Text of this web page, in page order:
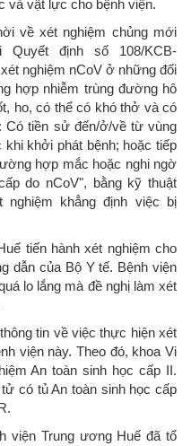
và vật lực cho bệnh viện.
về xét nghiệm chủng mới
Quyết định số 108/KCB-
nghiệm nCoV ở những đối
hợp nhiễm trùng đường hô
ho, có thể có khó thở và có
Có tiền sử đến/ở/về từ vùng
khởi phát bệnh; hoặc tiếp
hợp mắc hoặc nghi ngờ
do nCoV", bằng kỹ thuật
nghiệm khẳng định việc bị
tiến hành xét nghiệm cho
dẫn của Bộ Y tế. Bệnh viện
lo lắng mà đề nghị làm xét
tin về việc thực hiện xét
viện này. Theo đó, khoa Vi
An toàn sinh học cấp II.
có tủ An toàn sinh học cấp
viện Trung ương Huế đã tổ